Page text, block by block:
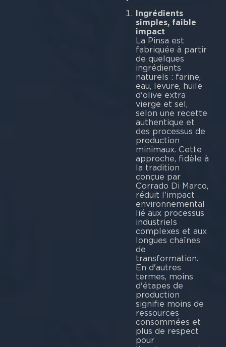
Ingrédients
simples, faible
impact
La Pinsa est
fabriquée à partir
de quelques
ingrédients
naturels : farine,
eau, levure, huile
d'olive extra
vierge et sel,
selon une recette
authentique et
des processus de
production
minimaux. Cette
approche, fidèle à
la tradition
conçue par
Corrado Di Marco,
réduit l'impact
environnemental
lié aux processus
industriels
complexes et aux
longues chaînes
de
transformation.
En d'autres
termes, moins
d'étapes de
production
signifie moins de
ressources
consommées et
plus de respect
pour